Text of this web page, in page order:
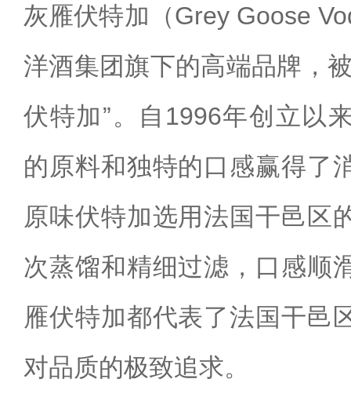
灰雁伏特加（Grey Goose
洋酒集团旗下的高端品牌，
伏特加”。自1996年创立以
的原料和独特的口感赢得了
原味伏特加选用法国干邑区
次蒸馏和精细过滤，口感顺
雁伏特加都代表了法国干邑
对品质的极致追求。